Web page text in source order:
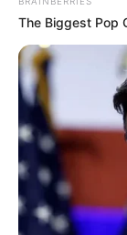
The Biggest Pop